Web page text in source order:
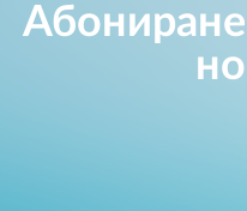
Абониране